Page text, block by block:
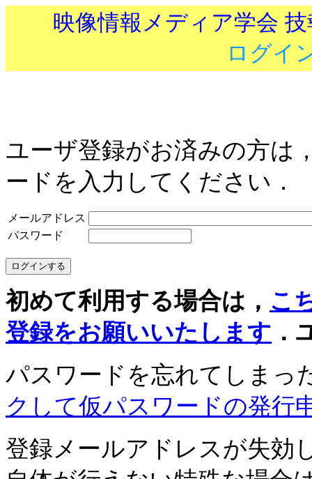
映像情報メディア学会
ログイ
ユーザ登録がお済みの方は
ードを入力してください．
メールアドレス
パスワード
初めて利用する場合は， こ
登録をお願いいたします ．
パスワードを忘れてしまっ
クして仮パスワードの発行
登録メールアドレスが失効